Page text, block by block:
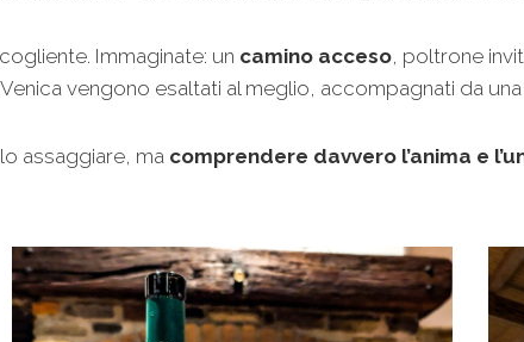
Immaginate: un camino acceso, poltrone
vengono esaltati al meglio, accompagnati da
assaggiare, ma comprendere davvero l’anima e